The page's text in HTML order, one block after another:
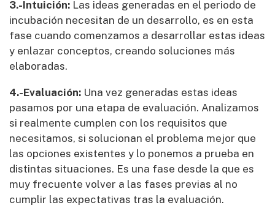
3.-Intuición: Las ideas generadas en el periodo de
incubación necesitan de un desarrollo, es en esta
fase cuando comenzamos a desarrollar estas ideas
y enlazar conceptos, creando soluciones más
elaboradas.
4.-Evaluación: Una vez generadas estas ideas
pasamos por una etapa de evaluación. Analizamos
si realmente cumplen con los requisitos que
necesitamos, si solucionan el problema mejor que
las opciones existentes y lo ponemos a prueba en
distintas situaciones. Es una fase desde la que es
muy frecuente volver a las fases previas al no
cumplir las expectativas tras la evaluación.